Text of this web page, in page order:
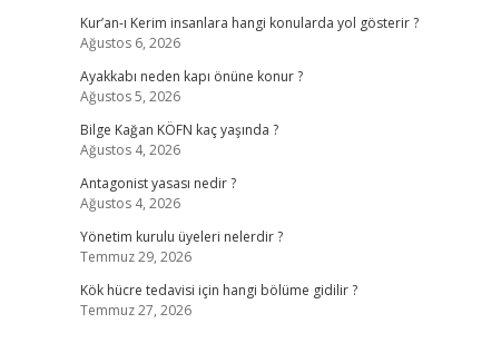
Kur’an-ı Kerim insanlara hangi konularda yol gösterir ?
Ağustos 6, 2026
Ayakkabı neden kapı önüne konur ?
Ağustos 5, 2026
Bilge Kağan KÖFN kaç yaşında ?
Ağustos 4, 2026
Antagonist yasası nedir ?
Ağustos 4, 2026
Yönetim kurulu üyeleri nelerdir ?
Temmuz 29, 2026
Kök hücre tedavisi için hangi bölüme gidilir ?
Temmuz 27, 2026